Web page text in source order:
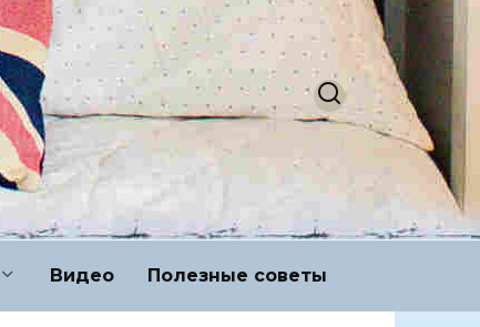
Видео Полезные советы